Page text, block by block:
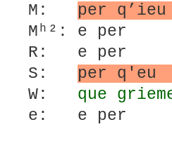
M: per q’ieu
Mʰ²: e
R: e per
S: per q'eu
W: que
e: e per